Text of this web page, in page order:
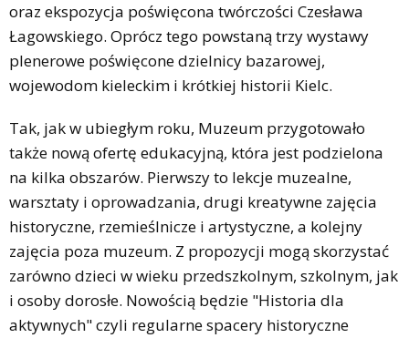
oraz ekspozycja poświęcona twórczości Czesława
Łagowskiego. Oprócz tego powstaną trzy wystawy
plenerowe poświęcone dzielnicy bazarowej,
wojewodom kieleckim i krótkiej historii Kielc.
Tak, jak w ubiegłym roku, Muzeum przygotowało
także nową ofertę edukacyjną, która jest podzielona
na kilka obszarów. Pierwszy to lekcje muzealne,
warsztaty i oprowadzania, drugi kreatywne zajęcia
historyczne, rzemieślnicze i artystyczne, a kolejny
zajęcia poza muzeum. Z propozycji mogą skorzystać
zarówno dzieci w wieku przedszkolnym, szkolnym, jak
i osoby dorosłe. Nowością będzie "Historia dla
aktywnych" czyli regularne spacery historyczne